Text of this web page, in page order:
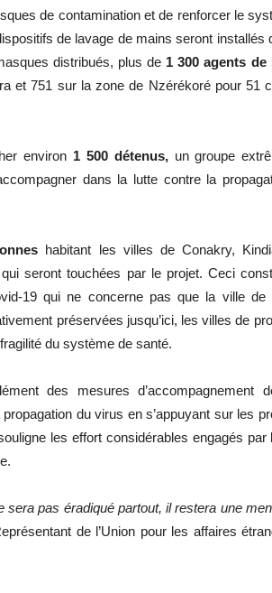
de contamination et de renforcer le
de lavage de mains seront installés
distribués, plus de 1 300 agents de
et 751 sur la zone de Nzérékoré pour 51
environ 1 500 détenus, un groupe
dans la lutte contre la
habitant les villes de Conakry,
seront touchées par le projet. Ceci
19 qui ne concerne pas que la ville de
préservées jusqu’ici, les villes de
du système de santé.
des mesures d’accompagnement
du virus en s’appuyant sur les
les effort considérables engagés par
sera pas éradiqué partout, il restera une
de l’Union pour les affaires